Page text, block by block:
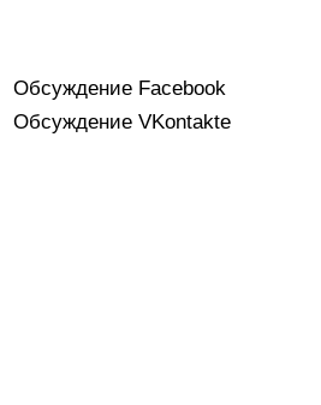
Обсуждение Facebook
Обсуждение VKontakte